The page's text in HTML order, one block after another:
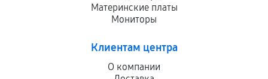
Материнские платы
Мониторы
Клиентам центра
О компании